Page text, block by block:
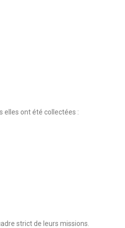
elles ont été collectées :
strict de leurs missions.